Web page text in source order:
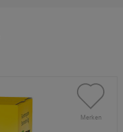
Merken